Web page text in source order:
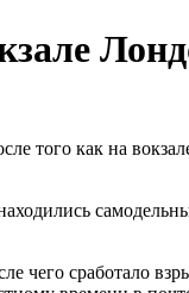
того как на
сработало